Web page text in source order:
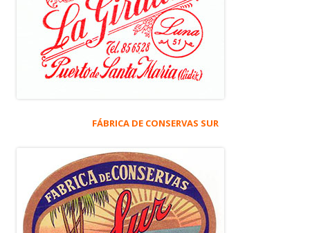
FÁBRICA DE CONSERVAS SUR